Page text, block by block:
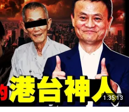
1:35:13